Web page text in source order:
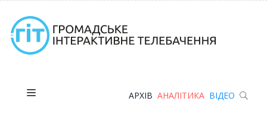
АРХІВ АНАЛІТИКА ВІДЕО